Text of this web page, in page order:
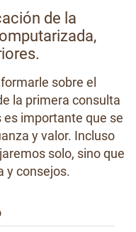
de la
sobre el
la primera consulta
es importante que se
y valor. Incluso
solo, sino que
y consejos.